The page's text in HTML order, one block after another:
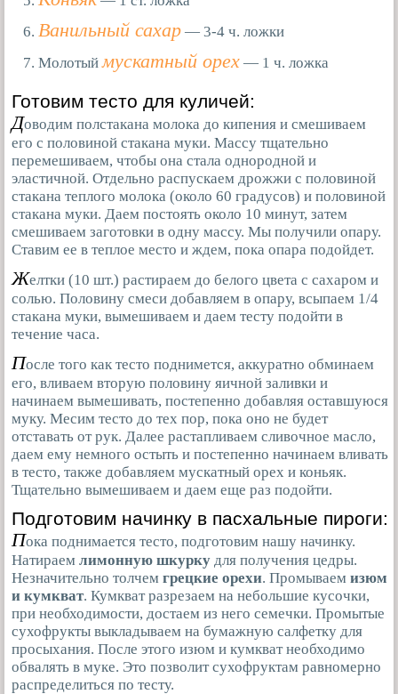
Ванильный сахар — 3-4 ч. ложки
Молотыймускатный орех — 1 ч. ложка
Готовим тесто для куличей:
Доводим полстакана молока до кипения и смешиваем
его с половиной стакана муки. Массу тщательно
перемешиваем, чтобы она стала однородной и
эластичной. Отдельно распускаем дрожжи с половиной
стакана теплого молока (около 60 градусов) и половиной
стакана муки. Даем постоять около 10 минут, затем
смешиваем заготовки в одну массу. Мы получили опару.
Ставим ее в теплое место и ждем, пока опара подойдет.
Желтки (10 шт.) растираем до белого цвета с сахаром и
солью. Половину смеси добавляем в опару, всыпаем 1/4
стакана муки, вымешиваем и даем тесту подойти в
течение часа.
После того как тесто поднимется, аккуратно обминаем
его, вливаем вторую половину яичной заливки и
начинаем вымешивать, постепенно добавляя оставшуюся
муку. Месим тесто до тех пор, пока оно не будет
отставать от рук. Далее растапливаем сливочное масло,
даем ему немного остыть и постепенно начинаем вливать
в тесто, также добавляем мускатный орех и коньяк.
Тщательно вымешиваем и даем еще раз подойти.
Подготовим начинку в пасхальные пироги:
Пока поднимается тесто, подготовим нашу начинку.
Натираем лимонную шкурку для получения цедры.
Незначительно толчем грецкие орехи. Промываем изюм
и кумкват. Кумкват разрезаем на небольшие кусочки,
при необходимости, достаем из него семечки. Промытые
сухофрукты выкладываем на бумажную салфетку для
просыхания. После этого изюм и кумкват необходимо
обвалять в муке. Это позволит сухофруктам равномерно
распределиться по тесту.